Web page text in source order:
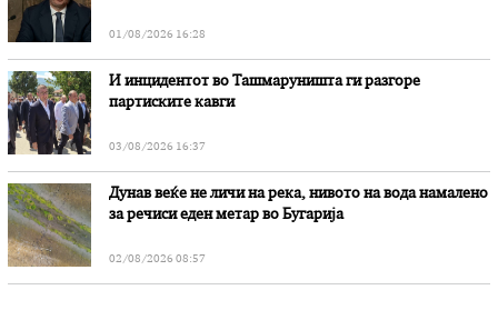
01/08/2026 16:28
И инцидентот во Ташмаруништa ги разгоре
партиските кавги
03/08/2026 16:37
Дунав веќе не личи на река, нивото на вода намалено
за речиси еден метар во Бугарија
02/08/2026 08:57